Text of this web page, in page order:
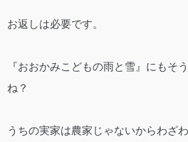
お返しは必要です。
『おおかみこどもの雨と雪』にもそ
ね？
うちの実家は農家じゃないからわざ